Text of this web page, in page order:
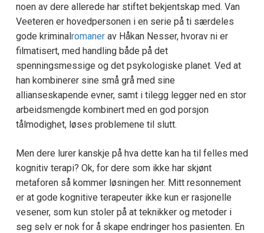
noen av dere allerede har stiftet bekjentskap med. Van
Veeteren er hovedpersonen i en serie på ti særdeles
gode kriminalromanerav Håkan Nesser, hvorav ni er
filmatisert, med handling både på det
spenningsmessige og det psykologiske planet. Ved at
han kombinerer sine små grå med sine
allianseskapende evner, samt i tilegg legger ned en stor
arbeidsmengde kombinert med en god porsjon
tålmodighet, løses problemene til slutt.
Men dere lurer kanskje på hva dette kan ha til felles med
kognitiv terapi? Ok, for dere som ikke har skjønt
metaforen så kommer løsningen her. Mitt resonnement
er at gode kognitive terapeuter ikke kun er rasjonelle
vesener, som kun stoler på at teknikker og metoder i
seg selv er nok for å skape endringer hos pasienten. En